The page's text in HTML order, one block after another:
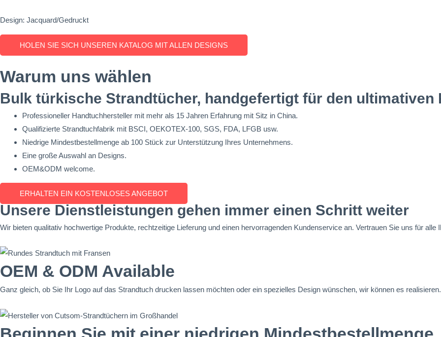
Design: Jacquard/Gedruckt
HOLEN SIE SICH UNSEREN KATALOG MIT ALLEN DESIGNS
Warum uns wählen
Bulk türkische Strandtücher, handgefertigt für den ultimativen
Professioneller Handtuchhersteller mit mehr als 15 Jahren Erfahrung mit Sitz in China.
Qualifizierte Strandtuchfabrik mit BSCI, OEKOTEX-100, SGS, FDA, LFGB usw.
Niedrige Mindestbestellmenge ab 100 Stück zur Unterstützung Ihres Unternehmens.
Eine große Auswahl an Designs.
OEM&ODM welcome.
ERHALTEN EIN KOSTENLOSES ANGEBOT
Unsere Dienstleistungen gehen immer einen Schritt weiter
Wir bieten qualitativ hochwertige Produkte, rechtzeitige Lieferung und einen hervorragenden Kundenservice an. Vertrauen Sie uns für alle
OEM & ODM Available
Ganz gleich, ob Sie Ihr Logo auf das Strandtuch drucken lassen möchten oder ein spezielles Design wünschen, wir können es realisieren.